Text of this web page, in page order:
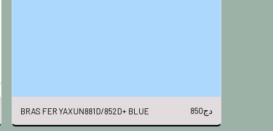
BRAS FER YAXUN881D/852D+ BLUE 850دج